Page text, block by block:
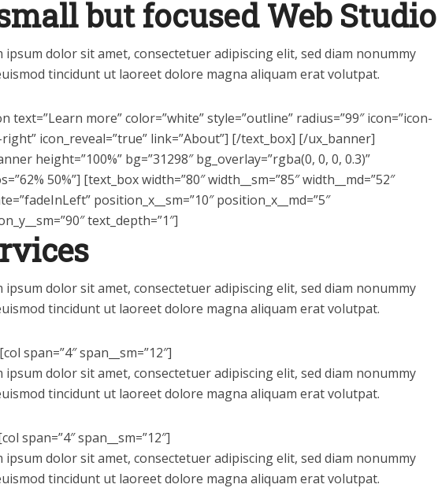
but focused Web Studio
ipsum dolor sit amet, consectetuer adipiscing elit, sed diam nonummy
tincidunt ut laoreet dolore magna aliquam erat volutpat.
text=”Learn more” color=”white” style=”outline” radius=”99″ icon=”icon-
icon_reveal=”true” link=”About”] [/text_box] [/ux_banner]
height=”100%” bg=”31298″ bg_overlay=”rgba(0, 0, 0, 0.3)”
50%”] [text_box width=”80″ width__sm=”85″ width__md=”52″
position_x__sm=”10″ position_x__md=”5″
text_depth=”1″]
ipsum dolor sit amet, consectetuer adipiscing elit, sed diam nonummy
tincidunt ut laoreet dolore magna aliquam erat volutpat.
span=”4″ span__sm=”12″]
ipsum dolor sit amet, consectetuer adipiscing elit, sed diam nonummy
tincidunt ut laoreet dolore magna aliquam erat volutpat.
span=”4″ span__sm=”12″]
ipsum dolor sit amet, consectetuer adipiscing elit, sed diam nonummy
tincidunt ut laoreet dolore magna aliquam erat volutpat.